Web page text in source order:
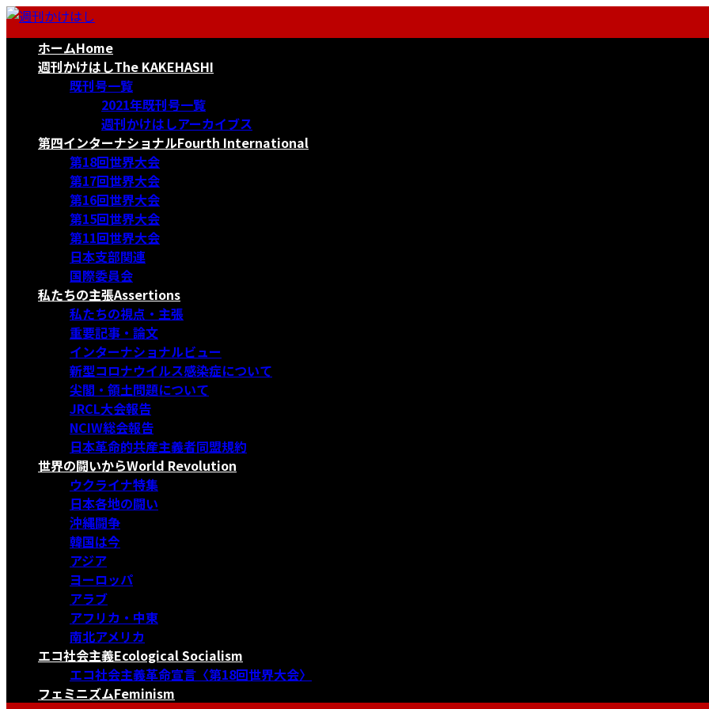
コ
ナ
ホームHome
週刊かけはしThe KAKEHASHI
既刊号一覧
2021年既刊号一覧
週刊かけはしアーカイブス
第四インターナショナルFourth International
第18回世界大会
第17回世界大会
第16回世界大会
第15回世界大会
第11回世界大会
日本支部関連
国際委員会
私たちの主張Assertions
私たちの視点・主張
重要記事・論文
インターナショナルビュー
新型コロナウイルス感染症について
尖閣・領土問題について
JRCL大会報告
NCIW総会報告
日本革命的共産主義者同盟規約
世界の闘いからWorld Revolution
ウクライナ特集
日本各地の闘い
沖縄闘争
韓国は今
アジア
ヨーロッパ
アラブ
アフリカ・中東
南北アメリカ
エコ社会主義Ecological Socialism
エコ社会主義革命宣言〈第18回世界大会〉
フェミニズムFeminism